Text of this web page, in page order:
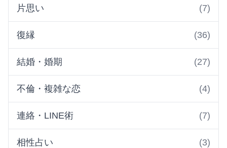
片思い (7)
復縁 (36)
結婚・婚期 (27)
不倫・複雑な恋 (4)
連絡・LINE術 (7)
相性占い (3)